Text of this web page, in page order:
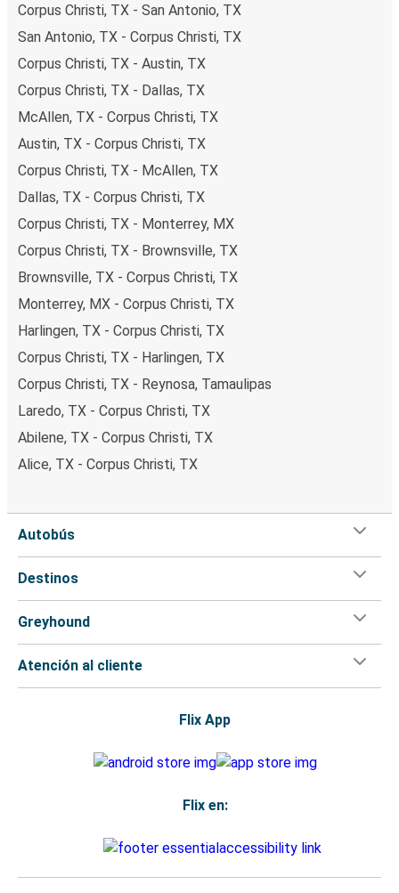
Corpus Christi, TX - San Antonio, TX
San Antonio, TX - Corpus Christi, TX
Corpus Christi, TX - Austin, TX
Corpus Christi, TX - Dallas, TX
McAllen, TX - Corpus Christi, TX
Austin, TX - Corpus Christi, TX
Corpus Christi, TX - McAllen, TX
Dallas, TX - Corpus Christi, TX
Corpus Christi, TX - Monterrey, MX
Corpus Christi, TX - Brownsville, TX
Brownsville, TX - Corpus Christi, TX
Monterrey, MX - Corpus Christi, TX
Harlingen, TX - Corpus Christi, TX
Corpus Christi, TX - Harlingen, TX
Corpus Christi, TX - Reynosa, Tamaulipas
Laredo, TX - Corpus Christi, TX
Abilene, TX - Corpus Christi, TX
Alice, TX - Corpus Christi, TX
Autobús
Destinos
Greyhound
Atención al cliente
Flix App
Flix en: